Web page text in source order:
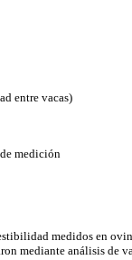
entre vacas)
medición
medidos en
mediante análisis de